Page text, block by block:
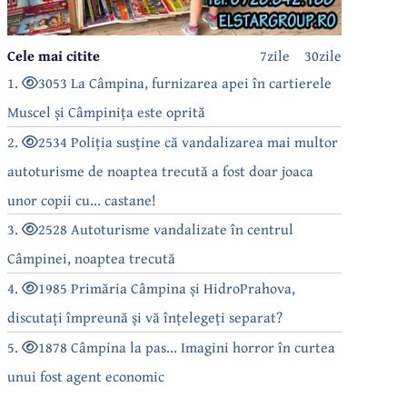
30zile
7zile
Cele mai citite
1.
3053 La Câmpina, furnizarea apei în cartierele
Muscel și Câmpinița este oprită
2.
2534 Poliția susține că vandalizarea mai multor
autoturisme de noaptea trecută a fost doar joaca
unor copii cu... castane!
3.
2528 Autoturisme vandalizate în centrul
Câmpinei, noaptea trecută
4.
1985 Primăria Câmpina și HidroPrahova,
discutați împreună și vă înțelegeți separat?
5.
1878 Câmpina la pas... Imagini horror în curtea
unui fost agent economic